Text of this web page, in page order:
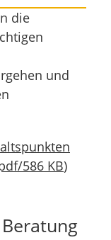
die
und
/586 KB)